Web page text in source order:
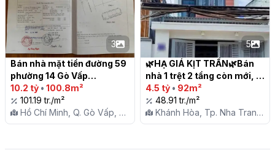
3
Bán nhà mặt tiền đường 59
phường 14 Gò Vấp
10.2 tỷ • 100.8m²
101.19 tr./m²
Hồ Chí Minh, Q. Gò Vấp, P.
14
5
🌿HẠ GIÁ KỊT TRẦN🌿Bán
nhà 1 trệt 2 tầng còn mới,
Phước Long, Nha Trang
4.5 tỷ • 92m²
48.91 tr./m²
Khánh Hòa, Tp. Nha Trang,
P. Phước Long